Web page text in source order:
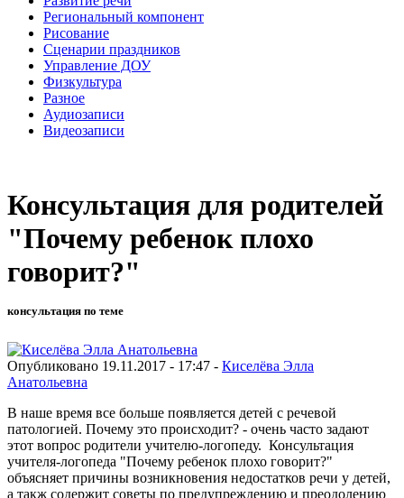
Региональный компонент
Рисование
Сценарии праздников
Управление ДОУ
Физкультура
Разное
Аудиозаписи
Видеозаписи
Консультация для родителей
"Почему ребенок плохо
говорит?"
консультация по теме
Опубликовано 19.11.2017 - 17:47 - Киселёва Элла
Анатольевна
В наше время все больше появляется детей с речевой
патологией. Почему это происходит? - очень часто задают
этот вопрос родители учителю-логопеду. Консультация
учителя-логопеда "Почему ребенок плохо говорит?"
объясняет причины возникновения недостатков речи у детей,
а такж содержит советы по предупреждению и преодолению